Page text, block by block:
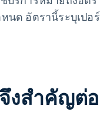
นด อัตรานี้ระบุเป
งสําคัญต่